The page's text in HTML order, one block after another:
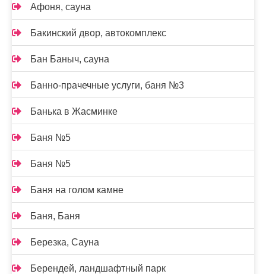
Афоня, сауна
Бакинский двор, автокомплекс
Бан Баныч, сауна
Банно-прачечные услуги, баня №3
Банька в Жасминке
Баня №5
Баня №5
Баня на голом камне
Баня, Баня
Березка, Сауна
Берендей, ландшафтный парк